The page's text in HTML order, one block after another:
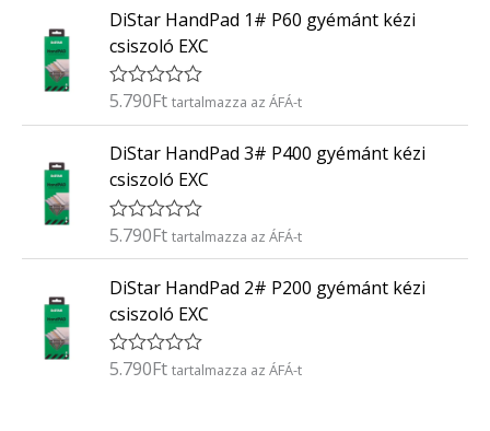
/
5
é
e
l
s
:
/
5
DiStar HandPad 1# P60 gyémánt kézi
csiszoló EXC
É
é
e
l
é
s
:
/
5
5.790Ft tartalmazza az ÁFÁ-t
DiStar HandPad 3# P400 gyémánt kézi
csiszoló EXC
É
é
e
l
s
5.790Ft tartalmazza az ÁFÁ-t
DiStar HandPad 2# P200 gyémánt kézi
csiszoló EXC
É
5.790Ft tartalmazza az ÁFÁ-t